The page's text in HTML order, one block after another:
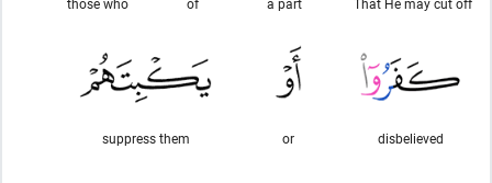
disbelieved
or
suppress them